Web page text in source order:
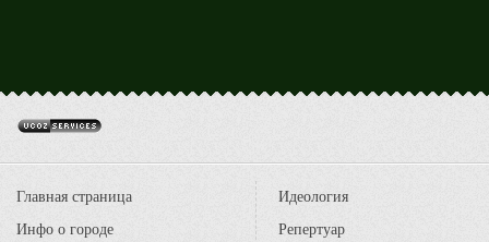
Главная страница
Инфо о городе
Идеология
Репертуар